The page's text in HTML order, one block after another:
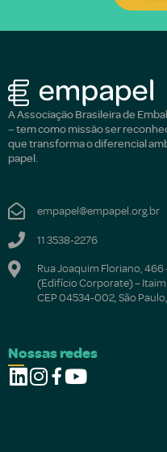
A Associação Brasileira de
– tem como missão ser
que transforma o diferencial
papel.
empapel@empapel.org.br
11 3538-2276
Rua Joaquim Floriano, 466
(Edifício Corporate) – Itaim
CEP 04534-002, São Paulo,
Nossas redes